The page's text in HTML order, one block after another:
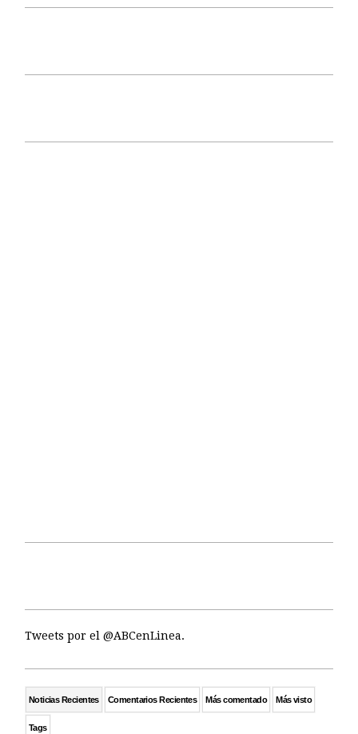
Tweets por el @ABCenLinea.
Noticias Recientes Comentarios Recientes Más comentado Más visto
Tags